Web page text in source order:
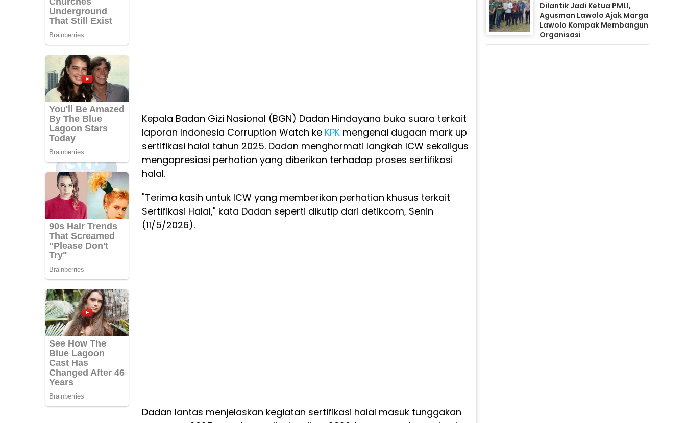
Kepala Badan Gizi Nasional (BGN) Dadan Hindayana buka suara terkait
laporan Indonesia Corruption Watch ke KPK mengenai dugaan mark up
sertifikasi halal tahun 2025. Dadan menghormati langkah ICW sekaligus
mengapresiasi perhatian yang diberikan terhadap proses sertifikasi
halal.
"Terima kasih untuk ICW yang memberikan perhatian khusus terkait
Sertifikasi Halal," kata Dadan seperti dikutip dari detikcom, Senin
(11/5/2026).
Dadan lantas menjelaskan kegiatan sertifikasi halal masuk tunggakan
Dilantik Jadi Ketua PMLI,
Agusman Lawolo Ajak Marga
Lawolo Kompak Membangun
Organisasi